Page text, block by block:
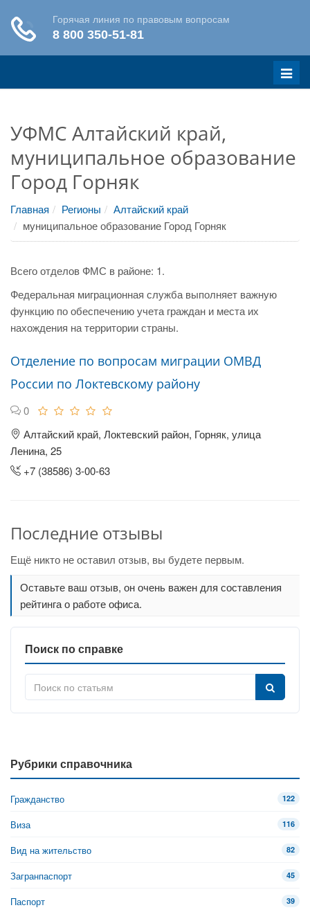
Меню
УФМС Алтайский край,
муниципальное образование
Город Горняк
Главная Регионы
Алтайский край
муниципальное образование Город Горняк
Всего отделов ФМС в районе: 1.
Федеральная миграционная служба выполняет важную
функцию по обеспечению учета граждан и места их
нахождения на территории страны.
Отделение по вопросам миграции ОМВД
России по Локтевскому району
0
Алтайский край, Локтевский район, Горняк, улица
Ленина, 25
+7 (38586) 3-00-63
Последние отзывы
Ещё никто не оставил отзыв, вы будете первым.
Оставьте ваш отзыв, он очень важен для составления
рейтинга о работе офиса.
Поиск по справке
Рубрики справочника
Гражданство 122
Виза 116
Вид на жительство 82
Загранпаспорт 45
Паспорт 39